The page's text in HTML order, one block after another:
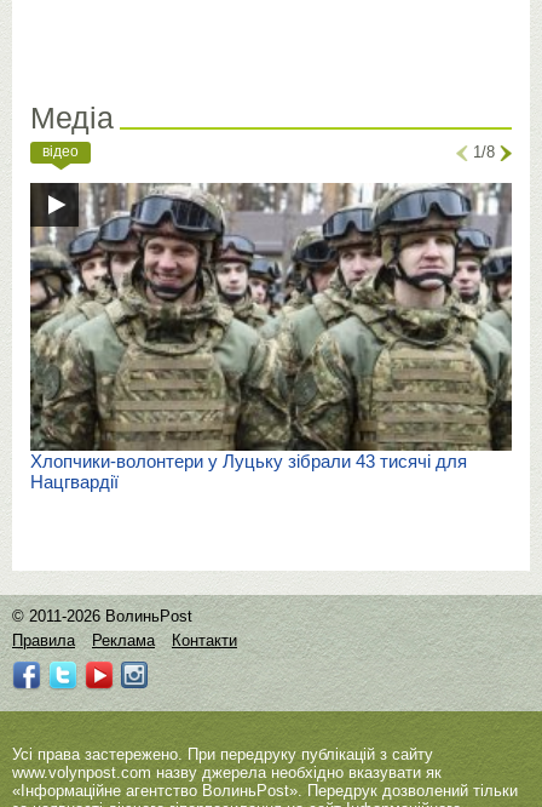
Медіа
відео 1/8
Хлопчики-волонтери у Луцьку зібрали 43 тисячі для
Нацгвардії
© 2011-2026 ВолиньPost
Правила
Реклама Контакти
Усі права застережено. При передруку публікацій з сайту
www.volynpost.com назву джерела необхідно вказувати як
«Інформаційне агентство ВолиньPost». Передрук дозволений тільки